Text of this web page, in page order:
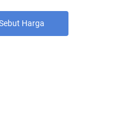
Harga